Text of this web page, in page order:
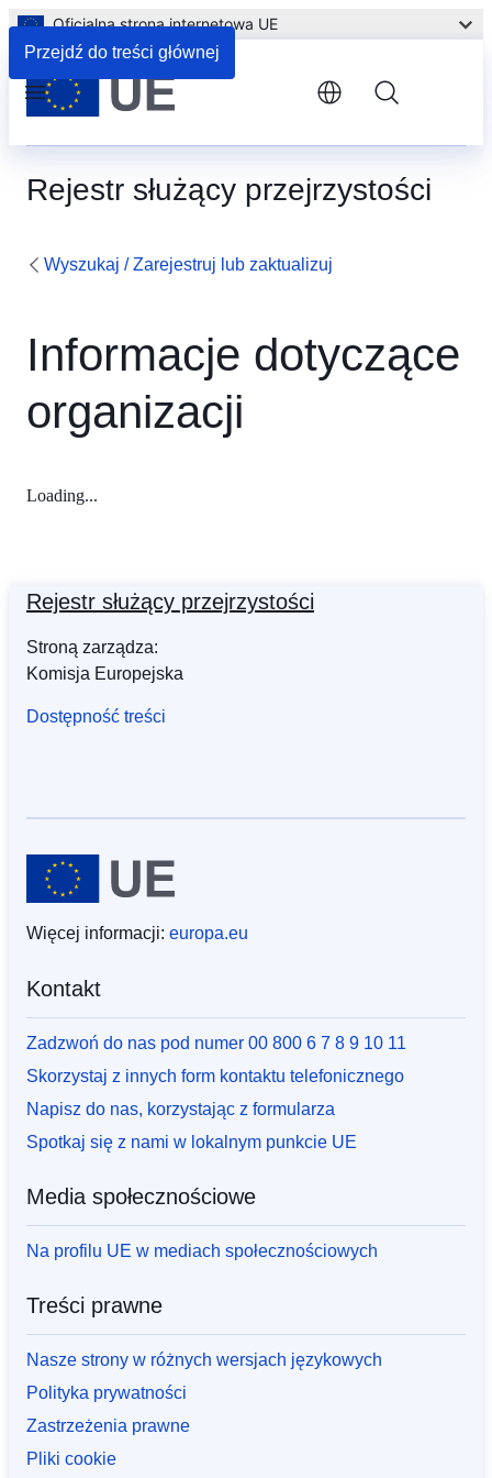
Przejdź do treści głównej
Oficjalna strona internetowa UE
Rejestr służący przejrzystości
Menu
Wyszukaj / Zarejestruj lub zaktualizuj
Informacje dotyczące
organizacji
Loading...
Rejestr służący przejrzystości
Stroną zarządza:
Komisja Europejska
Dostępność treści
Więcej informacji: europa.eu
Kontakt
Zadzwoń do nas pod numer 00 800 6 7 8 9 10 11
Skorzystaj z innych form kontaktu telefonicznego
Napisz do nas, korzystając z formularza
Spotkaj się z nami w lokalnym punkcie UE
Media społecznościowe
Na profilu UE w mediach społecznościowych
Treści prawne
Nasze strony w różnych wersjach językowych
Polityka prywatności
Zastrzeżenia prawne
Pliki cookie